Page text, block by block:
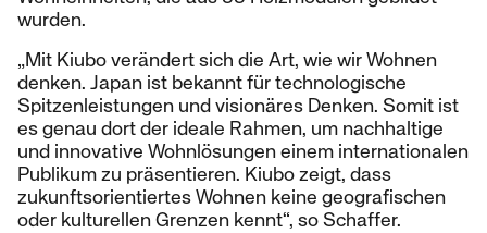
wurden.
„Mit Kiubo verändert sich die Art, wie wir Wohnen
denken. Japan ist bekannt für technologische
Spitzenleistungen und visionäres Denken. Somit ist
es genau dort der ideale Rahmen, um nachhaltige
und innovative Wohnlösungen einem internationalen
Publikum zu präsentieren. Kiubo zeigt, dass
zukunftsorientiertes Wohnen keine geografischen
oder kulturellen Grenzen kennt“, so Schaffer.